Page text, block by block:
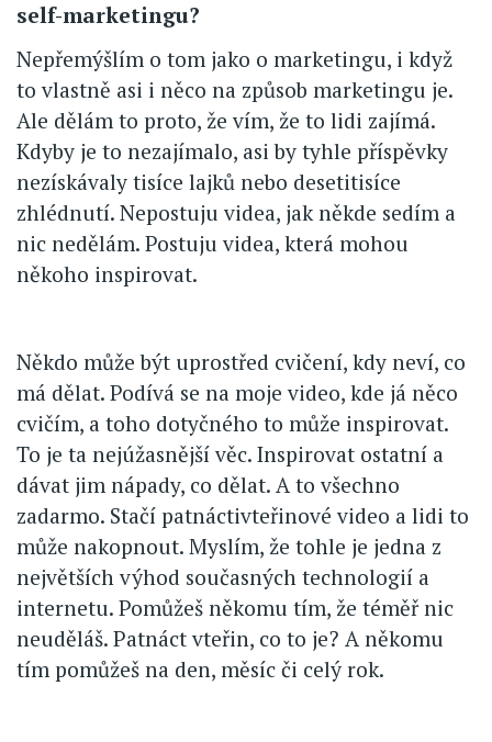
self-marketingu?
Nepřemýšlím o tom jako o marketingu, i když
to vlastně asi i něco na způsob marketingu je.
Ale dělám to proto, že vím, že to lidi zajímá.
Kdyby je to nezajímalo, asi by tyhle příspěvky
nezískávaly tisíce lajků nebo desetitisíce
zhlédnutí. Nepostuju videa, jak někde sedím a
nic nedělám. Postuju videa, která mohou
někoho inspirovat.
Někdo může být uprostřed cvičení, kdy neví, co
má dělat. Podívá se na moje video, kde já něco
cvičím, a toho dotyčného to může inspirovat.
To je ta nejúžasnější věc. Inspirovat ostatní a
dávat jim nápady, co dělat. A to všechno
zadarmo. Stačí patnáctivteřinové video a lidi to
může nakopnout. Myslím, že tohle je jedna z
největších výhod současných technologií a
internetu. Pomůžeš někomu tím, že téměř nic
neuděláš. Patnáct vteřin, co to je? A někomu
tím pomůžeš na den, měsíc či celý rok.